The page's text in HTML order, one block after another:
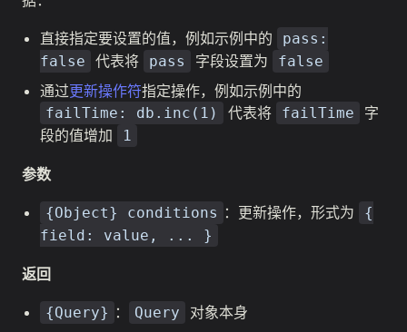
直接指定要设置的值，例如示例中的
pass:
false
代表将 pass 字段设置为 false
通过更新操作符指定操作，例如示例中的
failTime: db.inc(1) 代表将 failTime
字
段的值增加
1
参数
{Object} conditions ：更新操作，形式为
{
field: value, ... }
返回
{Query} ： Query 对象本身